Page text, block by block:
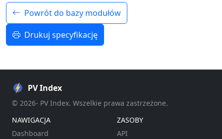
Powrót do bazy modułów
Drukuj specyfikację
PV Index
© 2026- PV Index. Wszelkie prawa zastrzeżone.
NAWIGACJA
Dashboard
ZASOBY
API